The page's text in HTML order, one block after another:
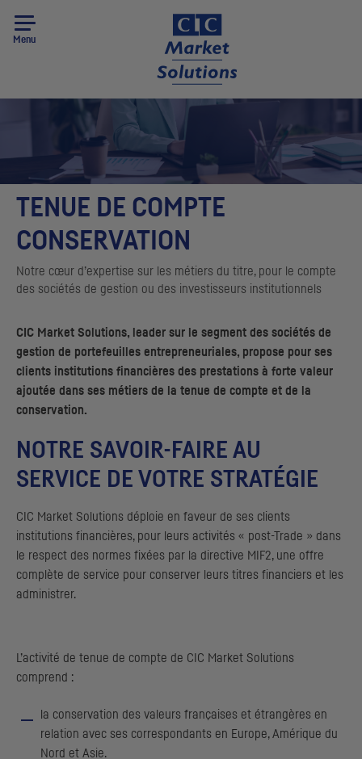
Menu
TENUE DE COMPTE
CONSERVATION
Notre cœur d’expertise sur les métiers du titre, pour le compte
des sociétés de gestion ou des investisseurs institutionnels
CIC Market Solutions, leader sur le segment des sociétés de
gestion de portefeuilles entrepreneuriales, propose pour ses
clients institutions financières des prestations à forte valeur
ajoutée dans ses métiers de la tenue de compte et de la
conservation.
NOTRE SAVOIR-FAIRE AU
SERVICE DE VOTRE STRATÉGIE
CIC Market Solutions déploie en faveur de ses clients
institutions financières, pour leurs activités « post-Trade » dans
le respect des normes fixées par la directive MIF2, une offre
complète de service pour conserver leurs titres financiers et les
administrer.
L’activité de tenue de compte de CIC Market Solutions
comprend :
la conservation des valeurs françaises et étrangères en
relation avec ses correspondants en Europe, Amérique du
Nord et Asie.